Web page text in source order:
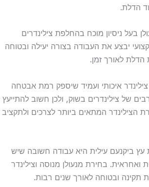
הדלת.
בעל ניסיון מוכח בהחלפת צילינדרים
יבצע את העבודה בצורה יעילה ובטוחה
הדלת לאורך זמן.
איכותי ועמיד שיספק רמת אבטחה
של צילינדרים בשוק, ולכן חשוב להתייעץ
הצילינדר המתאים ביותר לצרכים ולתקציב
עץ ביקנעם עילית היא עבודה חשובה שיש
ואחראית. בחירת מנעולן מנוסה וצילינדר
תקינה ובטוחה לאורך שנים רבות.